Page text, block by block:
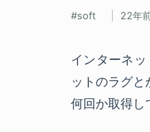
soft 22年
インターネ
ットのラグと
何回か取得し